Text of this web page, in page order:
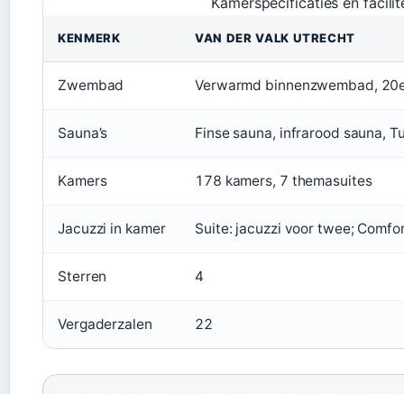
KENMERK VAN DER VALK UTRECHT
Zwembad Verwarmd binnenzwembad,
Sauna’s Finse sauna, infrarood sauna,
Kamers 178 kamers, 7 themasuites
Jacuzzi in kamer Suite: jacuzzi voor twee;
Sterren 4
Vergaderzalen 22